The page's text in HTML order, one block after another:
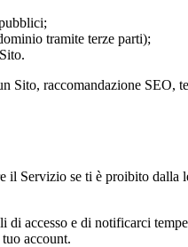
tramite terze parti);
raccomandazione SEO,
Servizio se ti è proibito dalla
accesso e di notificarci
account.